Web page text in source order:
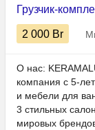
Грузчик-
2 000 Br
О нас:
компания с 5-
и мебели для
3 стильных
мировых